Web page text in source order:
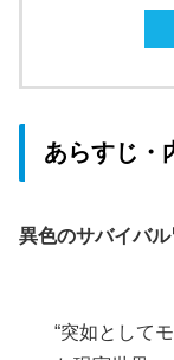
あらすじ・
異色のサバイバル
“突如として